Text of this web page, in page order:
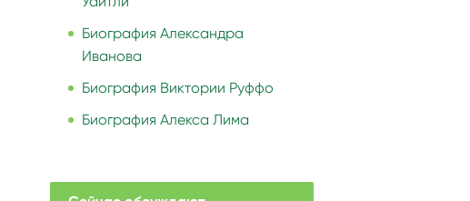
Биография Александра
Иванова
Биография Виктории Руффо
Биография Алекса Лима